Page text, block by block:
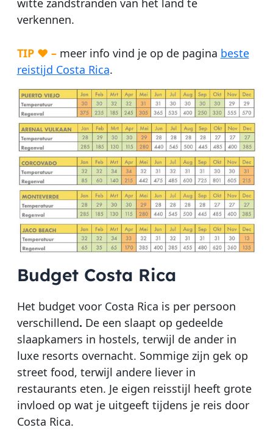
verkennen.
TIP ♥ –meer info vind je op de pagina beste
reistijd Costa Rica.
Budget Costa Rica
Het budget voor Costa Rica is per persoon
verschillend. De een slaapt op gedeelde
slaapkamers in hostels, terwijl de ander in
luxe resorts overnacht. Sommige zijn gek op
street food, terwijl andere liever in
restaurants eten. Je eigen reisstijl heeft grote
invloed op wat je uitgeeft tijdens je reis door
Costa Rica.